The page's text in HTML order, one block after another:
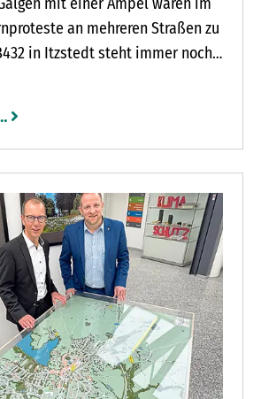
an mehreren Straßen zu
in Itzstedt steht immer noch
einig. „Der Aufsteller oder die
klar, dass er in einer Kultur
aufgehängt
Fossemer die Aussage zu.